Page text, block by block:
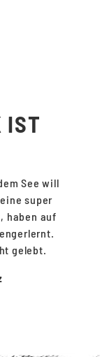
IST
See will
super
haben auf
gelebt.